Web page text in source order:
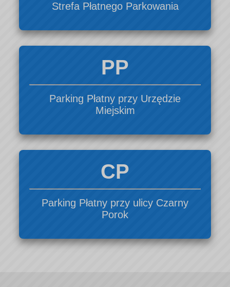
Strefa Płatnego Parkowania
PP
Parking Płatny przy Urzędzie
Miejskim
CP
Parking Płatny przy ulicy Czarny
Porok